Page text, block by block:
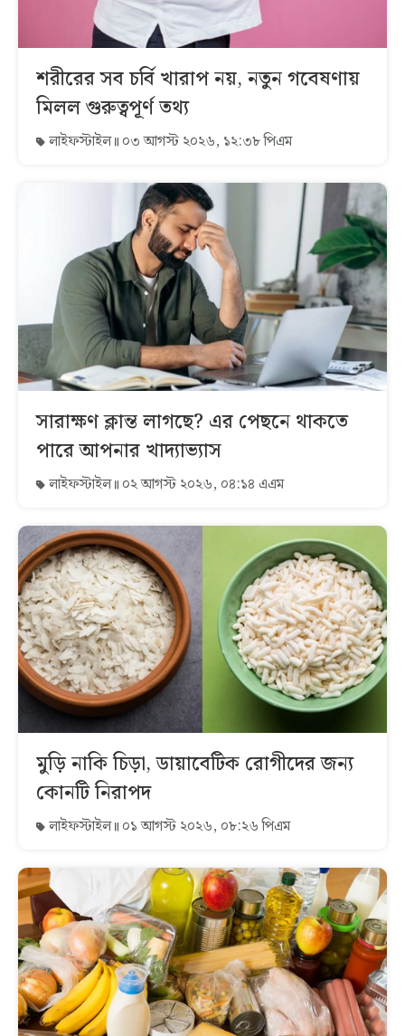
শরীরের সব চর্বি খারাপ নয়, নতুন গবেষণায়
মিলল গুরুত্বপূর্ণ তথ্য
লাইফস্টাইল ০৩ আগস্ট ২০২৬, ১২:৩৮ পিএম
সারাক্ষণ ক্লান্ত লাগছে? এর পেছনে থাকতে
পারে আপনার খাদ্যাভ্যাস
লাইফস্টাইল ০২ আগস্ট ২০২৬, ০৪:১৪ এএম
মুড়ি নাকি চিড়া, ডায়াবেটিক রোগীদের জন্য
কোনটি নিরাপদ
লাইফস্টাইল ০১ আগস্ট ২০২৬, ০৮:২৬ পিএম